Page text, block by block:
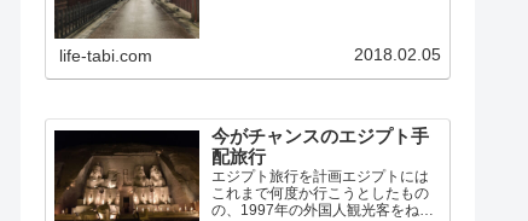
答） 7/2: 日本橋→品川宿 7/…
life-tabi.com 2018.02.05
今がチャンスのエジプト手
配旅行
エジプト旅行を計画エジプトには
これまで何度か行こうとしたもの
の、1997年の外国人観光客をねら